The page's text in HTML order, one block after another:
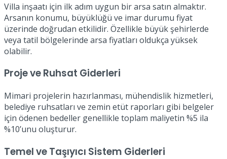
Villa inşaatı için ilk adım uygun bir arsa satın almaktır.
Arsanın konumu, büyüklüğü ve imar durumu fiyat
üzerinde doğrudan etkilidir. Özellikle büyük şehirlerde
veya tatil bölgelerinde arsa fiyatları oldukça yüksek
olabilir.
Proje ve Ruhsat Giderleri
Mimari projelerin hazırlanması, mühendislik hizmetleri,
belediye ruhsatları ve zemin etüt raporları gibi belgeler
için ödenen bedeller genellikle toplam maliyetin %5 ila
%10’unu oluşturur.
Temel ve Taşıyıcı Sistem Giderleri